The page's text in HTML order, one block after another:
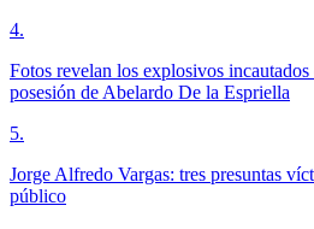
4.
Fotos revelan los explosivos incautados
posesión de Abelardo De la Espriella
5.
Jorge Alfredo Vargas: tres presuntas
público